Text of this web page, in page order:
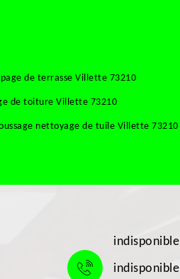
de terrasse Villette 73210
de toiture Villette 73210
nettoyage de tuile Villette 73210
indisponible
indisponible